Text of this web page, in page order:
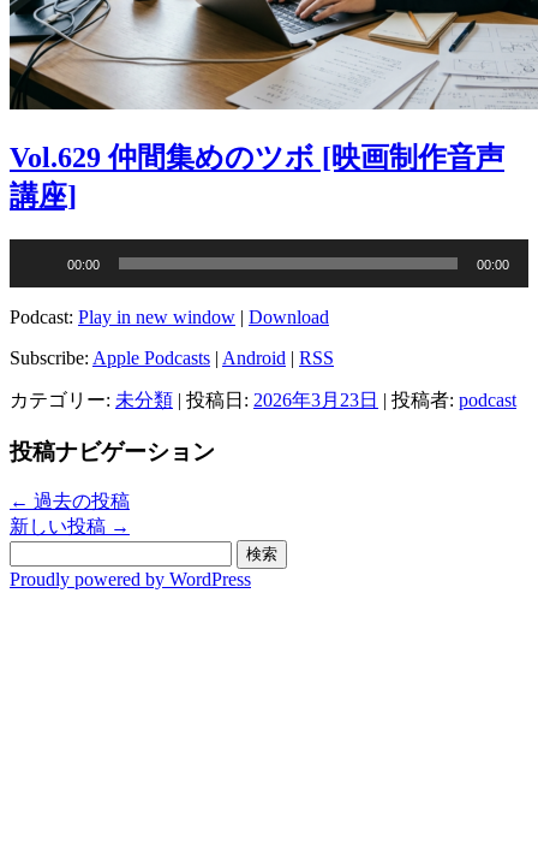
Vol.629 仲間集めのツボ [映画制作音声
講座]
レ
ー
ー
00:00 00:00
Podcast: Play in new window | Download
Subscribe: Apple Podcasts | Android | RSS
カテゴリー: 未分類 | 投稿日: 2026年3月23日 | 投稿者: podcast
投稿ナビゲーション
← 過去の投稿
新しい投稿 →
索:
Proudly powered by WordPress